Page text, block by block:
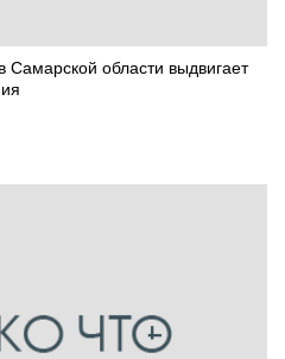
Самарской области выдвигает